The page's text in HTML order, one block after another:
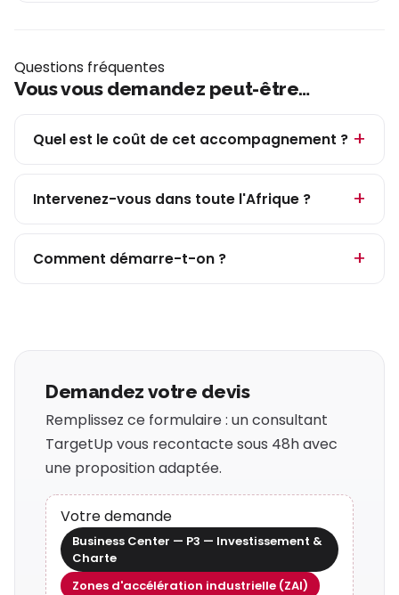
Questions fréquentes
Vous vous demandez peut-être…
Quel est le coût de cet accompagnement ?
Intervenez-vous dans toute l'Afrique ?
Comment démarre-t-on ?
Demandez votre devis
Remplissez ce formulaire : un consultant
TargetUp vous recontacte sous 48h avec
une proposition adaptée.
Votre demande
Business Center — P3 — Investissement &
Charte
Zones d'accélération industrielle (ZAI)